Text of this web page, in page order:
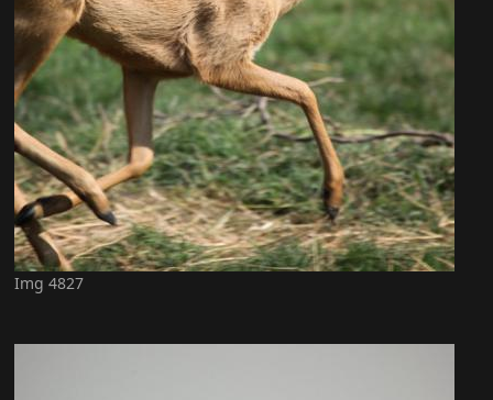
Img 4827